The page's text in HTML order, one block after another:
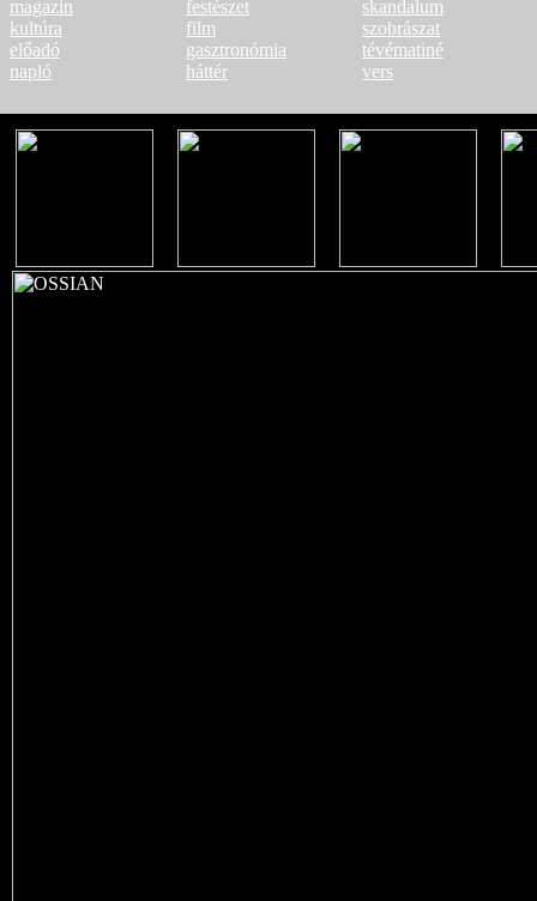
magazin
kultúra
előadó
napló
festészet
film
gasztronómia
háttér
skandalum
szobrászat
tévématiné
vers